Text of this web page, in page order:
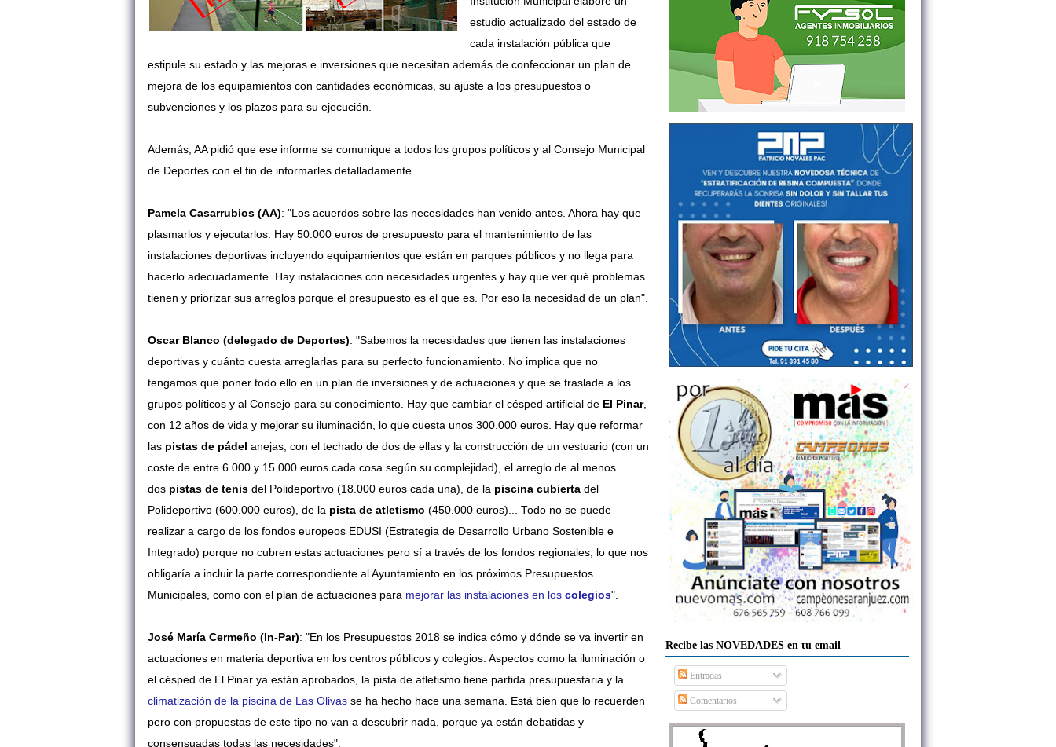
estudio actualizado del estado de
cada instalación pública que
estipule su estado y las mejoras e inversiones que necesitan además de confeccionar un plan de
mejora de los equipamientos con cantidades económicas, su ajuste a los presupuestos o
subvenciones y los plazos para su ejecución.
Además, AA pidió que ese informe se comunique a todos los grupos políticos y al Consejo Municipal
de Deportes con el fin de informarles detalladamente.
Pamela Casarrubios (AA): "Los acuerdos sobre las necesidades han venido antes. Ahora hay que
plasmarlos y ejecutarlos. Hay 50.000 euros de presupuesto para el mantenimiento de las
instalaciones deportivas incluyendo equipamientos que están en parques públicos y no llega para
hacerlo adecuadamente. Hay instalaciones con necesidades urgentes y hay que ver qué problemas
tienen y priorizar sus arreglos porque el presupuesto es el que es. Por eso la necesidad de un plan".
Oscar Blanco (delegado de Deportes): "Sabemos la necesidades que tienen las instalaciones
deportivas y cuánto cuesta arreglarlas para su perfecto funcionamiento. No implica que no
tengamos que poner todo ello en un plan de inversiones y de actuaciones y que se traslade a los
grupos políticos y al Consejo para su conocimiento. Hay que cambiar el césped artificial de El Pinar,
con 12 años de vida y mejorar su iluminación, lo que cuesta unos 300.000 euros. Hay que reformar
las pistas de pádel anejas, con el techado de dos de ellas y la construcción de un vestuario (con un
coste de entre 6.000 y 15.000 euros cada cosa según su complejidad), el arreglo de al menos
dos pistas de tenis del Polideportivo (18.000 euros cada una), de la piscina cubierta del
Polideportivo (600.000 euros), de la pista de atletismo (450.000 euros)... Todo no se puede
realizar a cargo de los fondos europeos EDUSI (Estrategia de Desarrollo Urbano Sostenible e
Integrado) porque no cubren estas actuaciones pero sí a través de los fondos regionales, lo que nos
obligaría a incluir la parte correspondiente al Ayuntamiento en los próximos Presupuestos
Municipales, como con el plan de actuaciones para mejorar las instalaciones en los colegios".
José María Cermeño (In-Par): "En los Presupuestos 2018 se indica cómo y dónde se va invertir en
actuaciones en materia deportiva en los centros públicos y colegios. Aspectos como la iluminación o
el césped de El Pinar ya están aprobados, la pista de atletismo tiene partida presupuestaria y la
climatización de la piscina de Las Olivas se ha hecho hace una semana. Está bien que lo recuerden
pero con propuestas de este tipo no van a descubrir nada, porque ya están debatidas y
consensuadas todas las necesidades".
Recibe las NOVEDADES en tu email
Entradas
Comentarios